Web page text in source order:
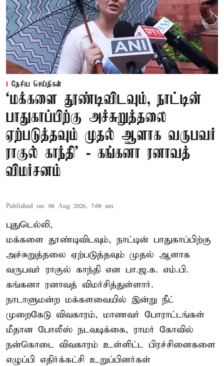
தேசிய செய்திகள்
‘மக்களை தூண்டிவிடவும், நாட்டின்
பாதுகாப்பிற்கு அச்சுறுத்தலை
ஏற்படுத்தவும் முதல் ஆளாக வருபவர்
ராகுல் காந்தி’ - கங்கனா ரனாவத்
விமர்சனம்
Published on: 06 Aug 2026, 7:09 am
புதுடெல்லி,
மக்களை தூண்டிவிடவும், நாட்டின் பாதுகாப்பிற்கு
அச்சுறுத்தலை ஏற்படுத்தவும் முதல் ஆளாக
வருபவர் ராகுல் காந்தி என பா.ஜ.க. எம்.பி.
கங்கனா ரனாவத் விமர்சித்துள்ளார்.
நாடாளுமன்ற மக்களவையில் இன்று நீட்
முறைகேடு விவகாரம், மாணவர் போராட்டங்கள்
மீதான போலீஸ் நடவடிக்கை, ராமர் கோவில்
நன்கொடை விவகாரம் உள்ளிட்ட பிரச்சினைகளை
எழுப்பி எதிர்க்கட்சி உறுப்பினர்கள்